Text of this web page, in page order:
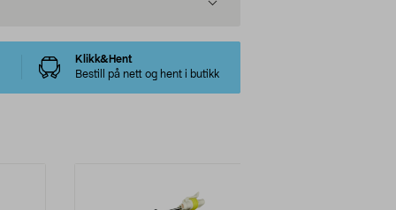
Klikk&Hent
Bestill på nett og hent i butikk